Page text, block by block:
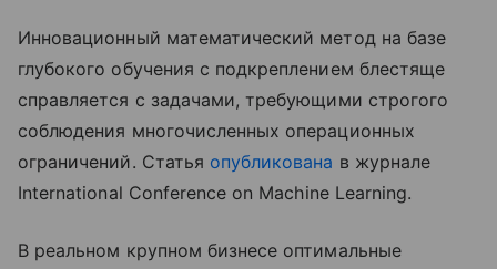
Инновационный математический метод на базе
глубокого обучения с подкреплением блестяще
справляется с задачами, требующими строгого
соблюдения многочисленных операционных
ограничений. Статья опубликована в журнале
International Conference on Machine Learning.
В реальном крупном бизнесе оптимальные